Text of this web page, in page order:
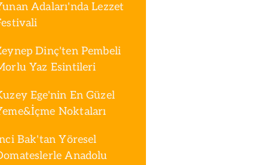
Adaları'nda Lezzet
Dinç'ten Pembeli
Yaz Esintileri
Ege'nin En Güzel
Noktaları
Bak'tan Yöresel
Anadolu